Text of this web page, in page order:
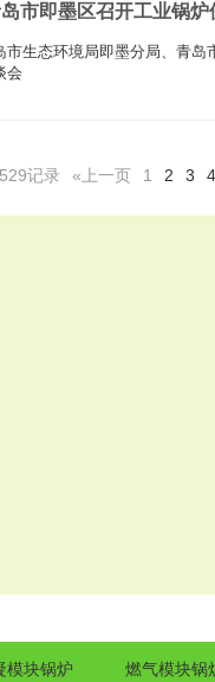
市即墨区召开工业锅炉
市生态环境局即墨分局、青岛
会
记录 «上一页 1 2 3 4
模块锅炉 燃气模块锅